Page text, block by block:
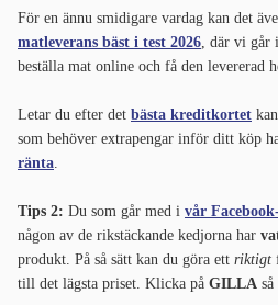
För en ännu smidigare vardag kan det
matleverans bäst i test 2026 , där vi går
beställa mat online och få den levererad
Letar du efter det bästa kreditkortet
som behöver extrapengar inför ditt köp
ränta
Tips 2: Du som går med i vår
någon av de rikstäckande kedjorna har
produkt. På så sätt kan du göra ett riktigt
till det lägsta priset. Klicka på GILLA